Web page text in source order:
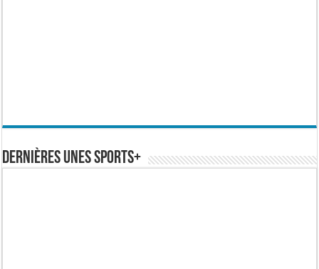
Dernières Unes Sports+